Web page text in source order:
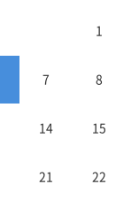
1
7 8
14 15
21 22